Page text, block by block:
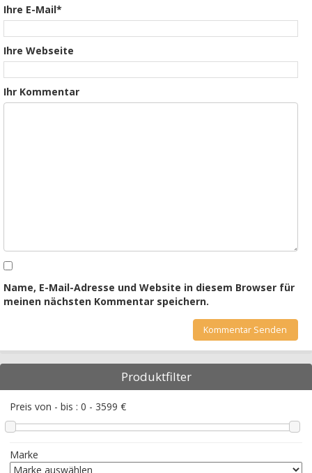
Ihre E-Mail*
Ihre Webseite
Ihr Kommentar
Name, E-Mail-Adresse und Website in diesem Browser für
meinen nächsten Kommentar speichern.
Produktfilter
Preis von - bis : 0 - 3599 €
Marke